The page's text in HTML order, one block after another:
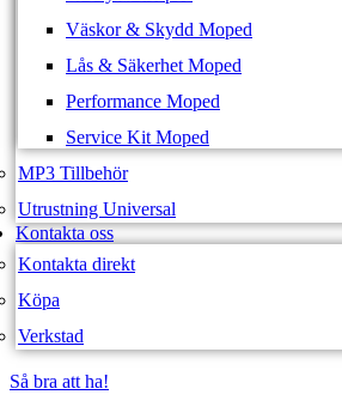
Väskor & Skydd Moped
Lås & Säkerhet Moped
Performance Moped
Service Kit Moped
MP3 Tillbehör
Utrustning Universal
Kontakta oss
Kontakta direkt
Köpa
Verkstad
Så bra att ha!